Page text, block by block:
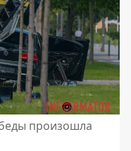
произошла